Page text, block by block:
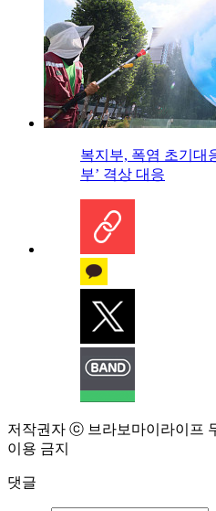
복지부, 폭염 초기대
부’ 격상 대응
저작권자 ⓒ 브라보마이라이프
이용 금지
댓글